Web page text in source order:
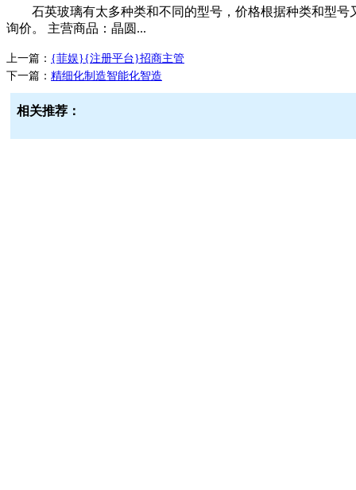
石英玻璃有太多种类和不同的型号，价格根据种类和型号
询价。 主营商品：晶圆...
上一篇： {菲娱}{注册平台}招商主管
下一篇： 精细化制造智能化智造
相关推荐：